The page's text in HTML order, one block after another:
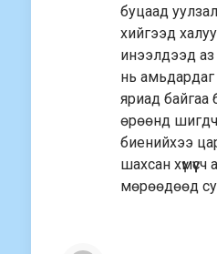
буцаад
хийгээд
инээлдээд аз
нь
яриад байгаа
өрөөнд
биенийхээ
шахсан
мөрөөдөөд